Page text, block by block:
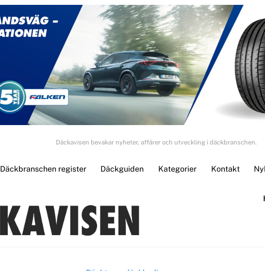
Däckavisen bevakar nyheter, affärer och utveckling i däckbranschen.
Däckbranschen register Däckguiden Kategorier Kontakt